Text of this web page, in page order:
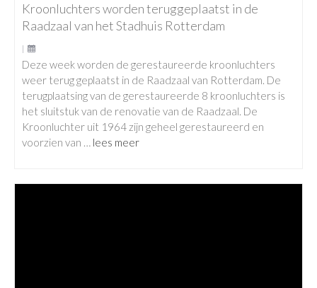
Kroonluchters worden teruggeplaatst in de
Raadzaal van het Stadhuis Rotterdam
|
Deze week worden de gerestaureerde kroonluchters
weer terug geplaatst in de Raadzaal van Rotterdam. De
terugplaatsing van de gerestaureerde 8 kroonluchters is
het sluitstuk van de renovatie van de Raadzaal. De
Kroonluchter uit 1964 zijn geheel gerestaureerd en
voorzien van … lees meer